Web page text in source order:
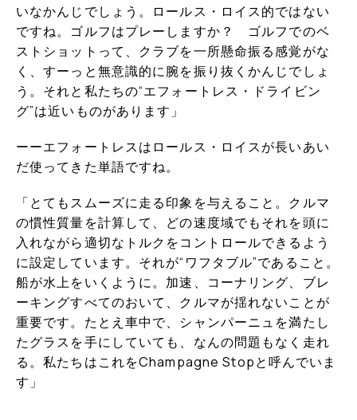
いなかんじでしょう。ロールス・ロイス的ではない
ですね。ゴルフはプレーしますか？ ゴルフでのベ
ストショットって、クラブを一所懸命振る感覚がな
く、すーっと無意識的に腕を振り抜くかんじでしょ
う。それと私たちの“エフォートレス・ドライビン
グ”は近いものがあります」
ーーエフォートレスはロールス・ロイスが長いあい
だ使ってきた単語ですね。
「とてもスムーズに走る印象を与えること。クルマ
の慣性質量を計算して、どの速度域でもそれを頭に
入れながら適切なトルクをコントロールできるよう
に設定しています。それが“ワフタブル”であること。
船が水上をいくように。加速、コーナリング、ブレ
ーキングすべてのおいて、クルマが揺れないことが
重要です。たとえ車中で、シャンパーニュを満たし
たグラスを手にしていても、なんの問題もなく走れ
る。私たちはこれをChampagne Stopと呼んでいま
す」